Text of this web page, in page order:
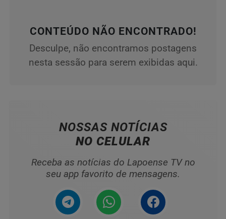
CONTEÚDO NÃO ENCONTRADO!
Desculpe, não encontramos postagens
nesta sessão para serem exibidas aqui.
NOSSAS NOTÍCIAS
NO CELULAR
Receba as notícias do Lapoense TV no
seu app favorito de mensagens.